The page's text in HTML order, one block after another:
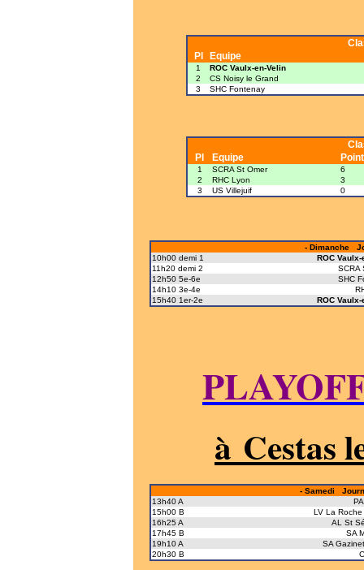
Pl
Equipe
1
ROC Vaulx-en-Velin
2
CS Noisy le Grand
3
SHC Fontenay
Pl
Equipe
1 SCRA St Omer
6
2
RHC Lyon
3
3
US Villejuif 0
- Dimanche
10h00 demi 1
ROC Vaulx-
11h20 demi 2
SCRA
12h50 5e-6e
SHC
14h10 3e-4e
15h40 1er-2e
ROC Vaulx-
à Cestas
- Samedi
13h40 A
15h00 B
LV La Roche
16h25 A
AL St
17h45 B
SA
19h10 A
SA
20h30 B